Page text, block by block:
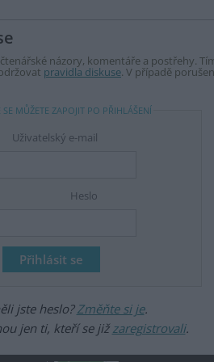
názory, komentáře a postřehy.
pravidla diskuse. V případě
MŮŽETE ZAPOJIT PO PŘIHLÁŠENÍ
Uživatelský e-mail
Heslo
jste heslo?Změňte si je.
jen ti, kteří se jižzaregistrovali.